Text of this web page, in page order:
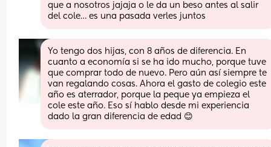
que a nosotros jajaja o le da un beso antes al salir
del cole… es una pasada verles juntos
Yo tengo dos hijas, con 8 años de diferencia. En
cuanto a economía si se ha ido mucho, porque tuve
que comprar todo de nuevo. Pero aún así siempre te
van regalando cosas. Ahora el gasto de colegio este
año es aterrador, porque la peque ya empieza el
cole este año. Eso sí hablo desde mi experiencia
dado la gran diferencia de edad 😊